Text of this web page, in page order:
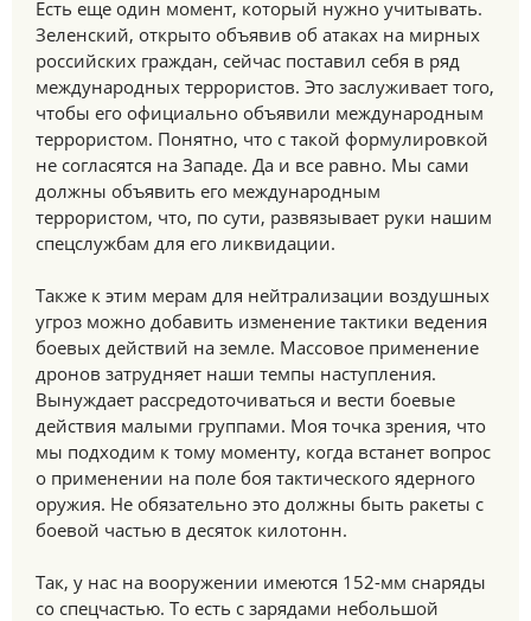
Есть еще один момент, который нужно учитывать.
Зеленский, открыто объявив об атаках на мирных
российских граждан, сейчас поставил себя в ряд
международных террористов. Это заслуживает того,
чтобы его официально объявили международным
террористом. Понятно, что с такой формулировкой
не согласятся на Западе. Да и все равно. Мы сами
должны объявить его международным
террористом, что, по сути, развязывает руки нашим
спецслужбам для его ликвидации.
Также к этим мерам для нейтрализации воздушных
угроз можно добавить изменение тактики ведения
боевых действий на земле. Массовое применение
дронов затрудняет наши темпы наступления.
Вынуждает рассредоточиваться и вести боевые
действия малыми группами. Моя точка зрения, что
мы подходим к тому моменту, когда встанет вопрос
о применении на поле боя тактического ядерного
оружия. Не обязательно это должны быть ракеты с
боевой частью в десяток килотонн.
Так, у нас на вооружении имеются 152-мм снаряды
со спецчастью. То есть с зарядами небольшой